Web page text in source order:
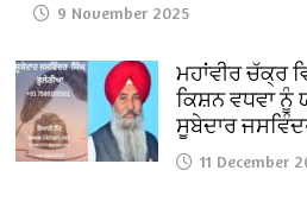
9 November 2025
ਮਹਾਂਵੀਰ ਚੱਕ੍ਰ
ਕਿਸ਼ਨ ਵਧਵਾ
ਸੂਬੇਦਾਰ
11 December